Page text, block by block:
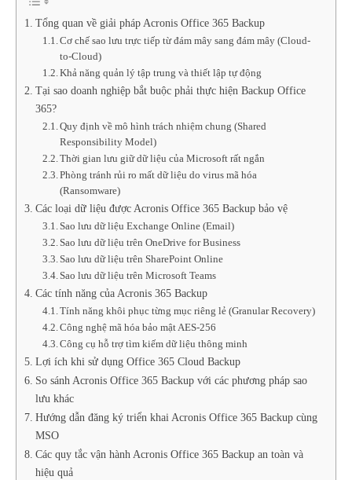
Tổng quan về giải pháp Acronis Office 365 Backup
Cơ chế sao lưu trực tiếp từ đám mây sang đám mây (Cloud-
to-Cloud)
Khả năng quản lý tập trung và thiết lập tự động
Tại sao doanh nghiệp bắt buộc phải thực hiện Backup Office
365?
Quy định về mô hình trách nhiệm chung (Shared
Responsibility Model)
Thời gian lưu giữ dữ liệu của Microsoft rất ngắn
Phòng tránh rủi ro mất dữ liệu do virus mã hóa
(Ransomware)
Các loại dữ liệu được Acronis Office 365 Backup bảo vệ
Sao lưu dữ liệu Exchange Online (Email)
Sao lưu dữ liệu trên OneDrive for Business
Sao lưu dữ liệu trên SharePoint Online
Sao lưu dữ liệu trên Microsoft Teams
Các tính năng của Acronis 365 Backup
Tính năng khôi phục từng mục riêng lẻ (Granular Recovery)
Công nghệ mã hóa bảo mật AES-256
Công cụ hỗ trợ tìm kiếm dữ liệu thông minh
Lợi ích khi sử dụng Office 365 Cloud Backup
So sánh Acronis Office 365 Backup với các phương pháp sao
lưu khác
Hướng dẫn đăng ký triển khai Acronis Office 365 Backup cùng
MSO
Các quy tắc vận hành Acronis Office 365 Backup an toàn và
hiệu quả